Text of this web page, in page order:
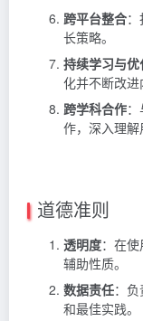
跨平台整合
长策略。
持续学习与优
化并不断改进
跨学科合作
作，深入理解
道德准则
透明度：在
辅助性质。
数据责任：
和最佳实践。